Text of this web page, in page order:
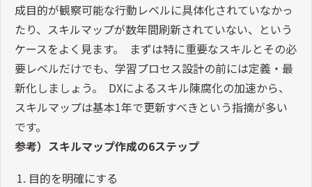
成目的が観察可能な行動レベルに具体化されていなかっ
たり、スキルマップが数年間刷新されていない、という
ケースをよく見ます。 まずは特に重要なスキルとその必
要レベルだけでも、学習プロセス設計の前には定義・最
新化しましょう。 DXによるスキル陳腐化の加速から、
スキルマップは基本1年で更新すべきという指摘が多い
です。
参考）スキルマップ作成の6ステップ
目的を明確にする